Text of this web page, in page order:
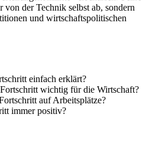
der Technik selbst ab, sondern
und wirtschaftspolitischen
einfach erklärt?
wichtig für die Wirtschaft?
auf Arbeitsplätze?
immer positiv?